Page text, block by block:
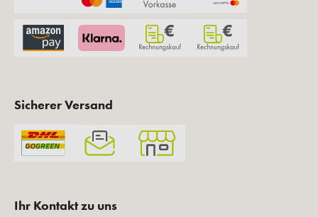
Sicherer Versand
Ihr Kontakt zu uns